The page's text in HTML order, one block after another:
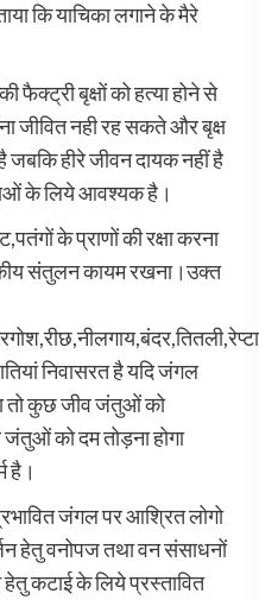
कि याचिका लगाने के मैरे
बृक्षों को हत्या होने से
जीवित नही रह सकते और बृक्ष
हीरे जीवन दायक नहीं है
के लिये आवश्यक है।
के प्राणों की रक्षा करना
संतुलन कायम रखना।उक्त
निवासरत है यदि जंगल
तो कुछ जीव जंतुओं को
जंतुओं को दम तोड़ना होगा
है।
जंगल पर आश्रित लोगो
हेतु वनोपज तथा वन संसाधनों
कटाई के लिये प्रस्तावित